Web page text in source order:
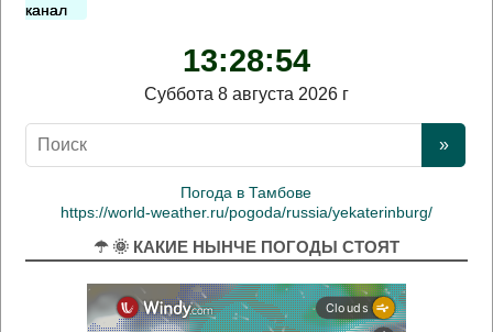
канал
13:28:55
Суббота 8 августа 2026 г
Погода в Тамбове
https://world-weather.ru/pogoda/russia/yekaterinburg/
☂ 🌞 КАКИЕ НЫНЧЕ ПОГОДЫ СТОЯТ